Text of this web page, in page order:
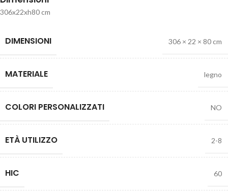
306x22xh80 cm
DIMENSIONI 306 × 22 × 80 cm
MATERIALE legno
COLORI PERSONALIZZATI NO
ETÀ UTILIZZO 2-8
HIC 60